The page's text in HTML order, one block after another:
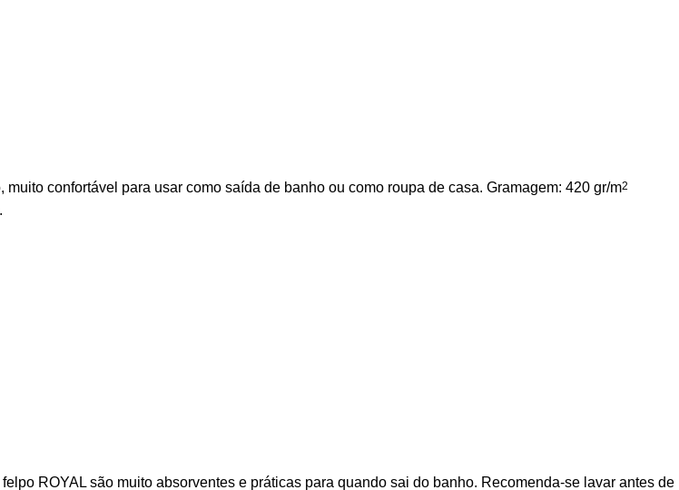
confortável para usar como saída de banho ou como roupa de casa. Gramagem: 420 gr/m2
ROYAL são muito absorventes e práticas para quando sai do banho. Recomenda-se lavar antes de